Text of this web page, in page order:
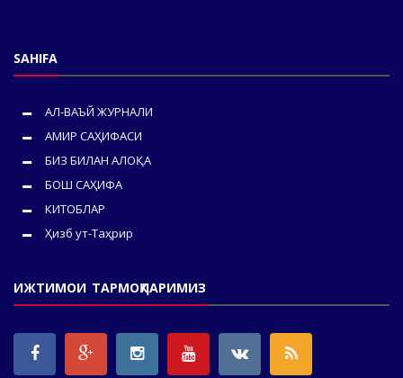
SAHIFA
АЛ-ВАЪЙ ЖУРНАЛИ
АМИР САҲИФАСИ
БИЗ БИЛАН АЛОҚА
БОШ САҲИФА
КИТОБЛАР
Ҳизб ут-Таҳрир
ИЖТИМОИ ТАРМОҚЛАРИМИЗ